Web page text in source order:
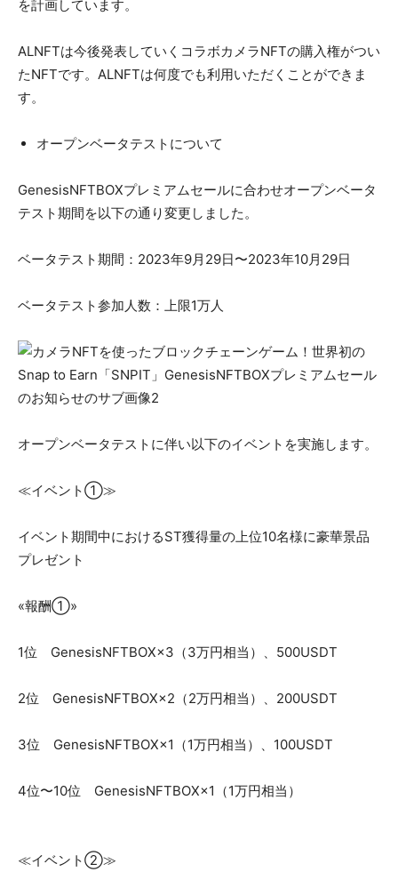
を計画しています。
ALNFTは今後発表していくコラボカメラNFTの購入権がつい
たNFTです。ALNFTは何度でも利用いただくことができま
す。
オープンベータテストについて
GenesisNFTBOXプレミアムセールに合わせオープンベータ
テスト期間を以下の通り変更しました。
ベータテスト期間：2023年9月29日〜2023年10月29日
ベータテスト参加人数：上限1万人
オープンベータテストに伴い以下のイベントを実施します。
≪イベント①≫
イベント期間中におけるST獲得量の上位10名様に豪華景品
プレゼント
«報酬①»
1位 GenesisNFTBOX×3（3万円相当）、500USDT
2位 GenesisNFTBOX×2（2万円相当）、200USDT
3位 GenesisNFTBOX×1（1万円相当）、100USDT
4位〜10位 GenesisNFTBOX×1（1万円相当）
≪イベント②≫